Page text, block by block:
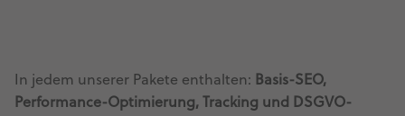
In jedem unserer Pakete enthalten: Basis-SEO,
Performance-Optimierung, Tracking und DSGVO-